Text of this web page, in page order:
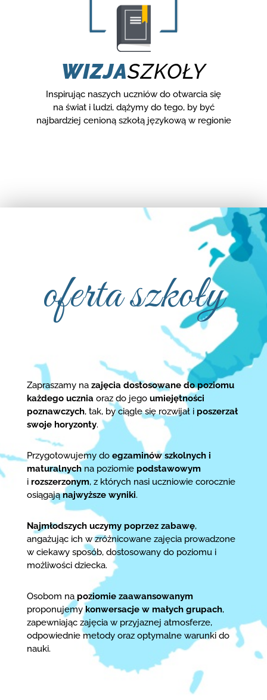
WIZJASZKOŁY
Inspirując naszych uczniów do otwarcia się
na świat i ludzi, dążymy do tego, by być
najbardziej cenioną szkołą językową w regionie
oferta szkoły
Zapraszamy nazajęcia dostosowane do poziomu
każdego ucznia oraz do jego umiejętności
poznawczych, tak, by ciągle się rozwijał i poszerzał
swoje horyzonty.
Przygotowujemy do egzaminów szkolnych i
maturalnychna poziomie podstawowym
i rozszerzonym, z których nasi uczniowie corocznie
osiągająnajwyższe wyniki.
Najmłodszych uczymy poprzez zabawę,
angażując ich w zróżnicowane zajęcia prowadzone
w ciekawy sposób, dostosowany do poziomu i
możliwości dziecka.
Osobom na poziomie zaawansowanym
proponujemykonwersacje w małych grupach,
zapewniając zajęcia w przyjaznej atmosferze,
odpowiednie metody oraz optymalne warunki do
nauki.